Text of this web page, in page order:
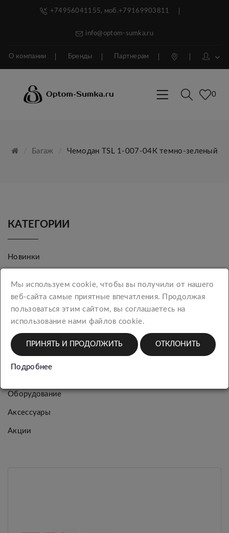
+74956041155, моб.+79169903811
info@optom-sumka.ru
О компании Бренды Партнерам
0
Багаж Чемодан TSL 1-007-04К темно-зеленый
КАТЕГОРИИ
Новинки
коллекция
Мужская
коллекция
Багаж
Упаковка
Оборудование
Аксессуары
Акции
Мы используем cookie, чтобы вы получили от нашего
веб-сайта самые приятные впечатления. Продолжая
пользоваться этим сайтом, вы соглашаетесь на
использование нами файлов cookie.
ПРИНЯТЬ И ПРОДОЛЖИТЬ ОТКЛОНИТЬ
Подробнее